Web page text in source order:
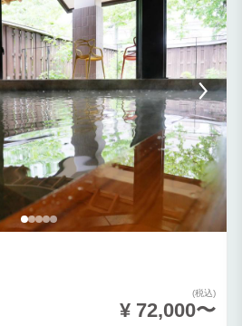
(税込)
¥ 72,000〜